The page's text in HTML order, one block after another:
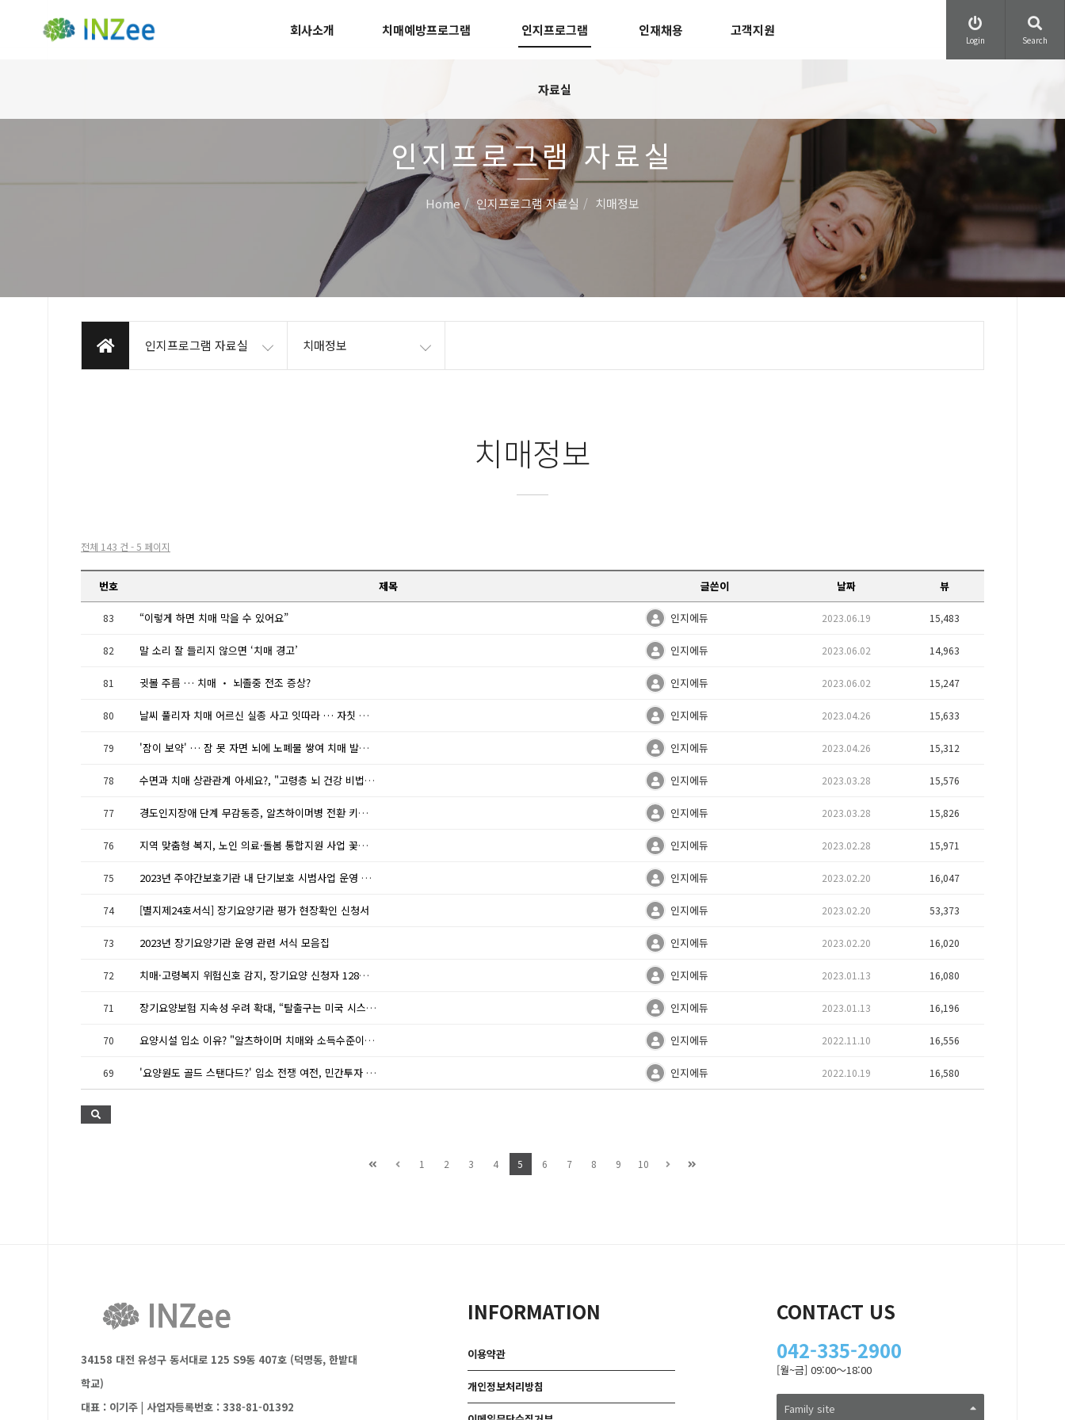
회사소개 치매예방프로그램 인지프로그램
자료실
인재채용 고객지원
Login Search
인지프로그램 자료실
Home 인지프로그램 자료실 치매정보
인지프로그램 자료실 치매정보
치매정보
전체 143 건 - 5 페이지
번호 제목 글쓴이 날짜 뷰
83 “이렇게 하면 치매 막을 수 있어요” 인지에듀 2023.06.19 15,483
82 말 소리 잘 들리지 않으면 ‘치매 경고’ 인지에듀 2023.06.02 14,963
81 귓볼 주름 … 치매 ‧ 뇌졸중 전조 증상? 인지에듀 2023.06.02 15,247
80 날씨 풀리자 치매 어르신 실종 사고 잇따라 … 자칫 큰 사고로 이어져 인지에듀 2023.04.26 15,633
79 '잠이 보약' … 잠 못 자면 뇌에 노폐물 쌓여 치매 발병 위험 커 인지에듀 2023.04.26 15,312
78 수면과 치매 상관관계 아세요?, "고령층 뇌 건강 비법은 수면" 인지에듀 2023.03.28 15,576
77 경도인지장애 단계 무감동증, 알츠하이머병 전환 키운다? 인지에듀 2023.03.28 15,826
76 지역 맞춤형 복지, 노인 의료·돌봄 통합지원 사업 꽃필까? 인지에듀 2023.02.28 15,971
75 2023년 주야간보호기관 내 단기보호 시범사업 운영 매뉴얼 인지에듀 2023.02.20 16,047
74 [별지제24호서식] 장기요양기관 평가 현장확인 신청서 인지에듀 2023.02.20 53,373
73 2023년 장기요양기관 운영 관련 서식 모음집 인지에듀 2023.02.20 16,020
72 치매·고령복지 위험신호 감지, 장기요양 신청자 128만명 '돌파' 인지에듀 2023.01.13 16,080
71 장기요양보험 지속성 우려 확대, “탈출구는 미국 시스템?” 인지에듀 2023.01.13 16,196
70 요양시설 입소 이유? "알츠하이머 치매와 소득수준이 좌우" 인지에듀 2022.11.10 16,556
69 '요양원도 골드 스탠다드?' 입소 전쟁 여전, 민간투자 '절실' 인지에듀 2022.10.19 16,580
1 2 3 4 5 6 7 8 9 10
34158 대전 유성구 동서대로 125 S9동 407호 (덕명동, 한밭대
학교)
대표 : 이기주 | 사업자등록번호 : 338-81-01392
INFORMATION
이용약관
개인정보처리방침
CONTACT US
042-335-2900
[월~금] 09:00～18:00
Family site